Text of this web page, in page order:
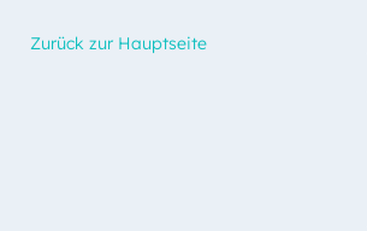
Zurück zur Hauptseite